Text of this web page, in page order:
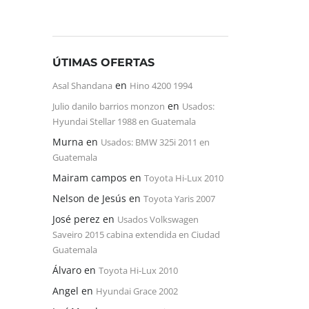
ÚTIMAS OFERTAS
Asal Shandana en Hino 4200 1994
Julio danilo barrios monzon en Usados:
Hyundai Stellar 1988 en Guatemala
Murna en Usados: BMW 325i 2011 en
Guatemala
Mairam campos en Toyota Hi-Lux 2010
Nelson de Jesús en Toyota Yaris 2007
José perez en Usados Volkswagen
Saveiro 2015 cabina extendida en Ciudad
Guatemala
Álvaro en Toyota Hi-Lux 2010
Angel en Hyundai Grace 2002